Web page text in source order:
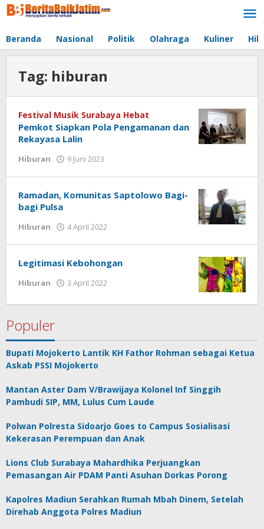
Lewati
ke
Beranda Nasional Politik Olahraga Kuliner
Tag: hiburan
Festival Musik Surabaya Hebat
Pemkot Siapkan Pola Pengamanan dan
Rekayasa Lalin
Hiburan 9 Juni 2023
Ramadan, Komunitas Saptolowo Bagi-
bagi Pulsa
Hiburan 4 April 2022
Legitimasi Kebohongan
Hiburan 3 April 2022
white
Populer
Bupati Mojokerto Lantik KH Fathor Rohman sebagai Ketua
Askab PSSI Mojokerto
Mantan Aster Dam V/Brawijaya Kolonel Inf Singgih
Pambudi SIP, MM, Lulus Cum Laude
Polwan Polresta Sidoarjo Goes to Campus Sosialisasi
Kekerasan Perempuan dan Anak
Lions Club Surabaya Mahardhika Perjuangkan
Pemasangan Air PDAM Panti Asuhan Dorkas Porong
Kapolres Madiun Serahkan Rumah Mbah Dinem, Setelah
Direhab Anggota Polres Madiun